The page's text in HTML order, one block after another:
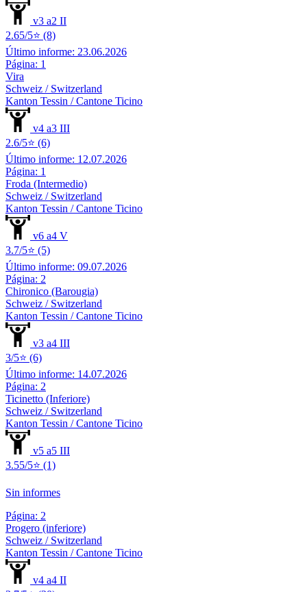
v3 a2 II
2.65/5⭐ (8)
Último informe: 23.06.2026
Página: 1
Vira
Schweiz / Switzerland
Kanton Tessin / Cantone Ticino
v4 a3 III
2.6/5⭐ (6)
Último informe: 12.07.2026
Página: 1
Froda (Intermedio)
Schweiz / Switzerland
Kanton Tessin / Cantone Ticino
v6 a4 V
3.7/5⭐ (5)
Último informe: 09.07.2026
Página: 2
Chironico (Barougia)
Schweiz / Switzerland
Kanton Tessin / Cantone Ticino
v3 a4 III
3/5⭐ (6)
Último informe: 14.07.2026
Página: 2
Ticinetto (Inferiore)
Schweiz / Switzerland
Kanton Tessin / Cantone Ticino
v5 a5 III
3.55/5⭐ (1)
Sin informes
Página: 2
Progero (inferiore)
Schweiz / Switzerland
Kanton Tessin / Cantone Ticino
v4 a4 II